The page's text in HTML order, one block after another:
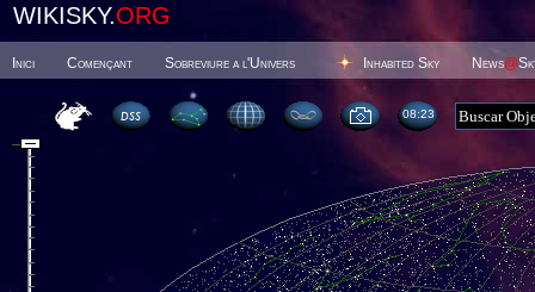
WIKISKY.ORG
Inici Començant Sobreviure a l'Univers Inhabited Sky News@
08 23